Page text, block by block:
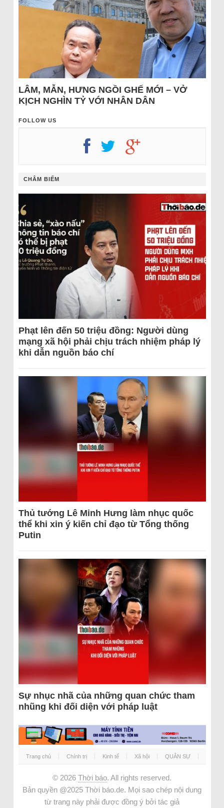
LÂM, MẪN, HƯNG NGỒI GHẾ MỚI – VỞ
KỊCH NGHÌN TỶ VỚI NHÂN DÂN
FOLLOW US
CHÂM BIẾM
Phạt lên đến 50 triệu đồng: Người dùng
mạng xã hội phải chịu trách nhiệm pháp lý
khi dẫn nguồn báo chí
Thủ tướng Lê Minh Hưng làm nhục quốc
thể khi xin ý kiến chỉ đạo từ Tổng thống
Putin
Sự nhục nhã của những quan chức tham
nhũng khi đối diện với pháp luật
Trang chủ Chính trị Kinh tế Xã hội QUÂN SỰ
© 2026 Thời báo. All rights reserved.
Bản quyền @2025 Thời báo.de. Mọi sao chép nội dung
từ trang này phải được đồng ý bởi tác giả